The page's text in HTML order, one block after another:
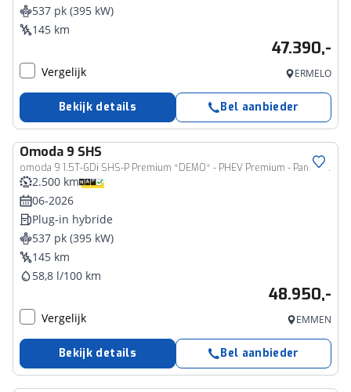
537 pk (395 kW)
145 km
47.390,-
Vergelijk ERMELO
Bekijk details Bel aanbieder
Omoda 9 SHS
omoda 9 1.5T-GDi SHS-P Premium *DEMO* - PHEV Premium - Panoramadak - 140km actieradius plug in hybride - Parkeerhulp voor en achter - 7 jaar fabrieksgarantie
2.500 km
06-2026
Plug-in hybride
537 pk (395 kW)
145 km
58,8 l/100 km
48.950,-
Vergelijk EMMEN
Bekijk details Bel aanbieder